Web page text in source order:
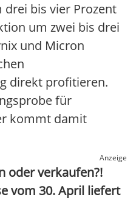
drei bis vier Prozent
um zwei bis drei
und Micron
direkt profitieren.
für
kommt damit
Anzeige
oder verkaufen?!
vom 30. April liefert